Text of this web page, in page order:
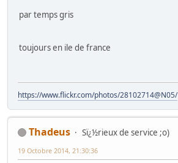
par temps gris
toujours en ile de france
https://www.flickr.com/photos/28102714@N05/
Thadeus
Sï¿½rieux de service ;o)
19 Octobre 2014, 21:30:36